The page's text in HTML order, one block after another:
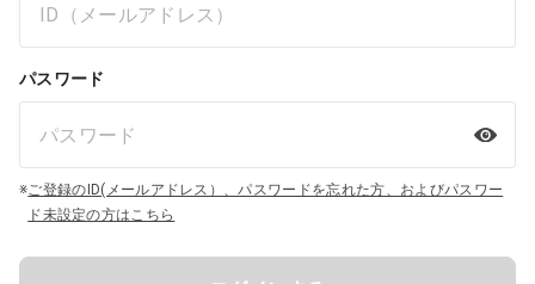
パスワード
※ご登録のID(メールアドレス）、パスワードを忘れた方、およびパスワー
ド未設定の方はこちら